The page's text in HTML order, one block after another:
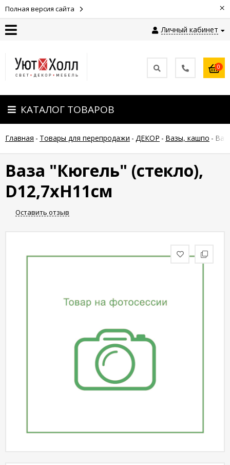
Полная версия сайта ×
Личный кабинет
Оплата
Доставка
Гарантия
возврат
Новости
конфиденциальности
0
КАТАЛОГ ТОВАРОВ
Главная - Товары для перепродажи - ДЕКОР - Вазы, кашпо -
Ваза "Кюгель" (стекло),
D12,7xH11см
Оставить отзыв